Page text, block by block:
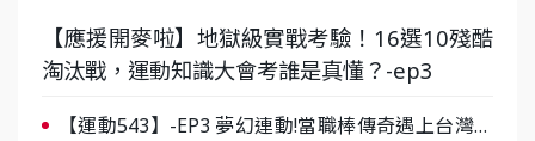
【應援開麥啦】地獄級實戰考驗！16選10殘酷
淘汰戰，運動知識大會考誰是真懂？-ep3
【運動543】-EP3 夢幻連動!當職棒傳奇遇上台灣女